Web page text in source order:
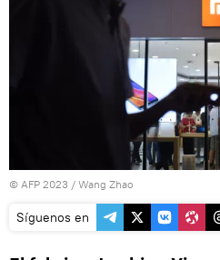
© AFP 2023 / Wang Zhao
Síguenos en